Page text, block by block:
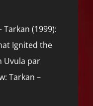
Tarkan (1999):
Ignited the
Uvula par
Tarkan –